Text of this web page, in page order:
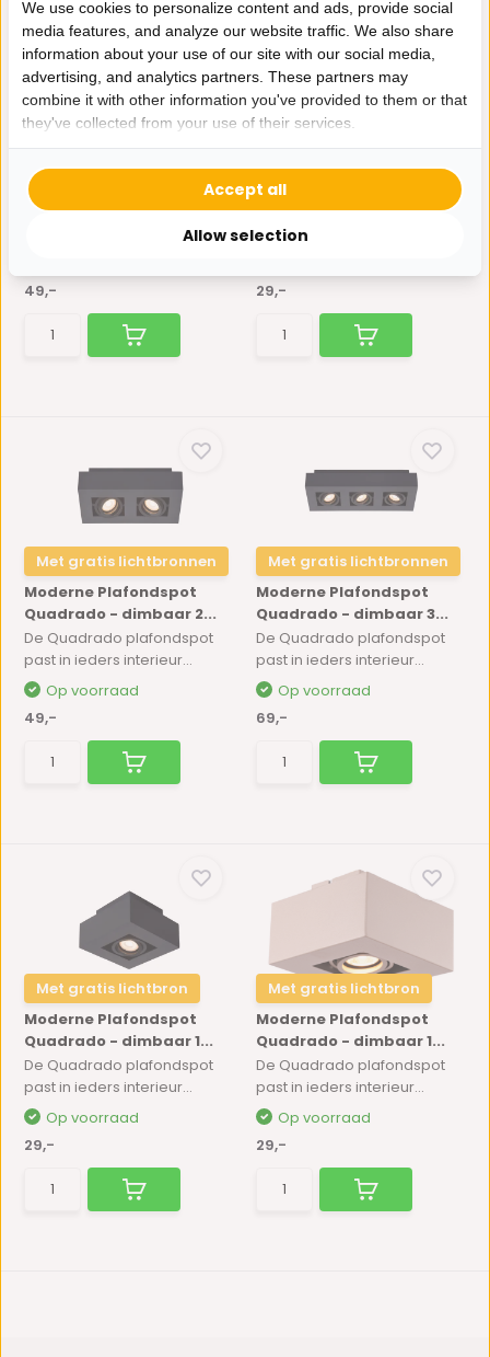
Met gratis lichtbronnen
Moderne Plafondspot
Quadrado - dimbaar 2...
De Quadrado plafondspot
past in ieders interieur...
49,-
Met gratis lichtbron
Moderne Plafondspot
Quadrado - dimbaar 1...
De Quadrado plafondspot
past in ieders interieur...
29,-
Met gratis lichtbronnen
Moderne Plafondspot
Quadrado - dimbaar 2...
De Quadrado plafondspot
past in ieders interieur...
Op voorraad
49,-
Met gratis lichtbronnen
Moderne Plafondspot
Quadrado - dimbaar 3...
De Quadrado plafondspot
past in ieders interieur...
Op voorraad
69,-
Met gratis lichtbron
Moderne Plafondspot
Quadrado - dimbaar 1...
De Quadrado plafondspot
past in ieders interieur...
Op voorraad
29,-
Met gratis lichtbron
Moderne Plafondspot
Quadrado - dimbaar 1...
De Quadrado plafondspot
past in ieders interieur...
Op voorraad
29,-
We use cookies to personalize content and ads, provide social
media features, and analyze our website traffic. We also share
information about your use of our site with our social media,
advertising, and analytics partners. These partners may
combine it with other information you've provided to them or that
they've collected from your use of their services.
Allow selection
Accept all